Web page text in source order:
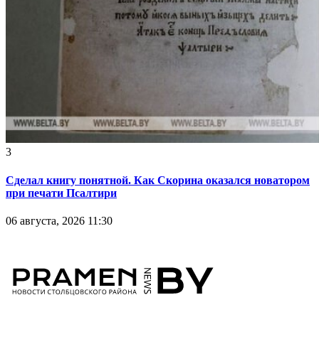
3
Сделал книгу понятной. Как Скорина оказался новатором
при печати Псалтири
06 августа, 2026 11:30